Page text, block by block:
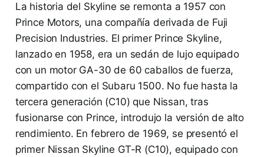
La historia del Skyline se remonta a 1957 con
Prince Motors, una compañía derivada de Fuji
Precision Industries. El primer Prince Skyline,
lanzado en 1958, era un sedán de lujo equipado
con un motor GA-30 de 60 caballos de fuerza,
compartido con el Subaru 1500. No fue hasta la
tercera generación (C10) que Nissan, tras
fusionarse con Prince, introdujo la versión de alto
rendimiento. En febrero de 1969, se presentó el
primer Nissan Skyline GT-R (C10), equipado con